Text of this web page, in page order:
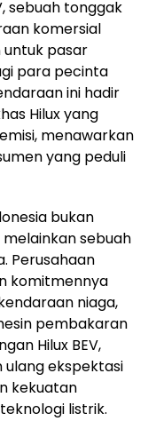
sebuah tonggak
komersial
untuk pasar
para pecinta
ini hadir
Hilux yang
menawarkan
yang peduli
bukan
sebuah
Perusahaan
komitmennya
niaga,
pembakaran
Hilux BEV,
ekspektasi
kekuatan
listrik.